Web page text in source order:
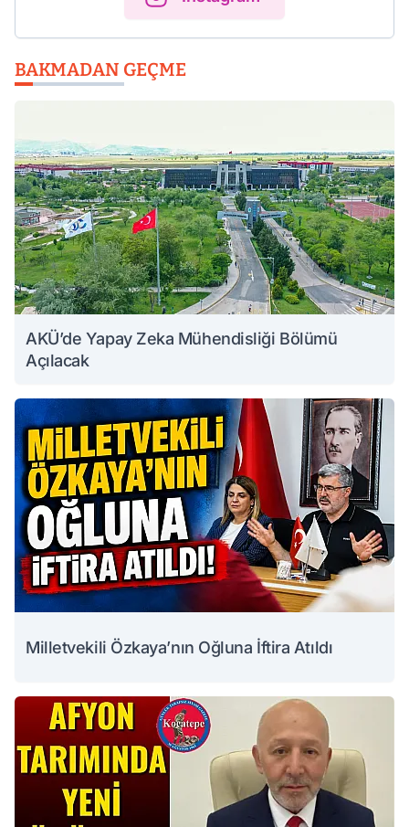
BAKMADAN GEÇME
AKÜ’de Yapay Zeka Mühendisliği Bölümü
Açılacak
Milletvekili Özkaya’nın Oğluna İftira Atıldı